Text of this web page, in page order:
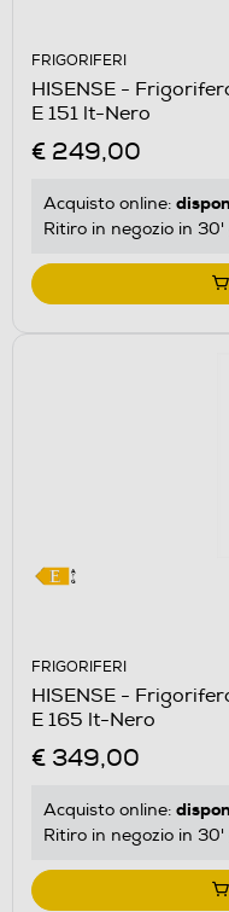
FRIGORIFERI
HISENSE -
E 151 lt-Nero
€ 249,00
Acquisto online:
Ritiro in negozio in
FRIGORIFERI
HISENSE -
E 165 lt-Nero
€ 349,00
Acquisto online:
Ritiro in negozio in